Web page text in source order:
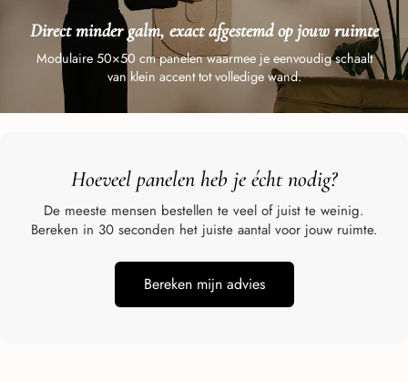
Direct minder galm, exact afgestemd op jouw ruimte
Modulaire 50×50 cm panelen waarmee je eenvoudig schaalt
van klein accent tot volledige wand.
Hoeveel panelen heb je écht nodig?
De meeste mensen bestellen te veel of juist te weinig.
Bereken in 30 seconden het juiste aantal voor jouw ruimte.
Bereken mijn advies